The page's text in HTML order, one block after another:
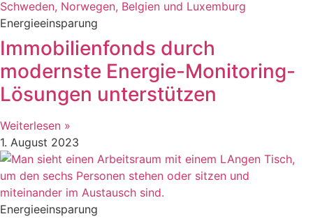
Energieeinsparung
Immobilienfonds durch
modernste Energie-Monitoring-
Lösungen unterstützen
Weiterlesen »
1. August 2023
Energieeinsparung